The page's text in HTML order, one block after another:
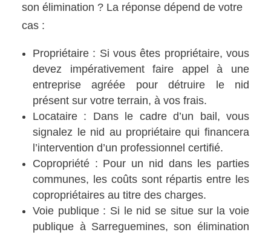
son élimination ? La réponse dépend de votre
cas :
Propriétaire : Si vous êtes propriétaire, vous
devez impérativement faire appel à une
entreprise agréée pour détruire le nid
présent sur votre terrain, à vos frais.
Locataire : Dans le cadre d’un bail, vous
signalez le nid au propriétaire qui financera
l’intervention d’un professionnel certifié.
Copropriété : Pour un nid dans les parties
communes, les coûts sont répartis entre les
copropriétaires au titre des charges.
Voie publique : Si le nid se situe sur la voie
publique à Sarreguemines, son élimination